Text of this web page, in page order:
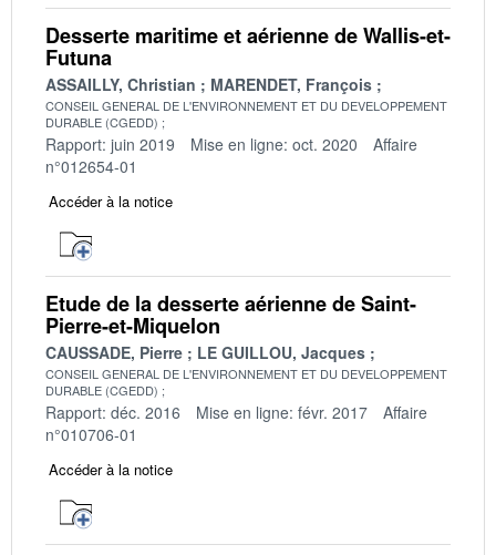
Desserte maritime et aérienne de Wallis-et-
Futuna
ASSAILLY, Christian MARENDET, François
CONSEIL GENERAL DE L'ENVIRONNEMENT ET DU DEVELOPPEMENT
DURABLE (CGEDD)
Rapport: juin 2019 Mise en ligne: oct. 2020
Affaire
n°012654-01
Accéder à la notice
Etude de la desserte aérienne de Saint-
Pierre-et-Miquelon
CAUSSADE, Pierre LE GUILLOU, Jacques
CONSEIL GENERAL DE L'ENVIRONNEMENT ET DU DEVELOPPEMENT
DURABLE (CGEDD)
Rapport: déc. 2016 Mise en ligne: févr. 2017
Affaire
n°010706-01
Accéder à la notice